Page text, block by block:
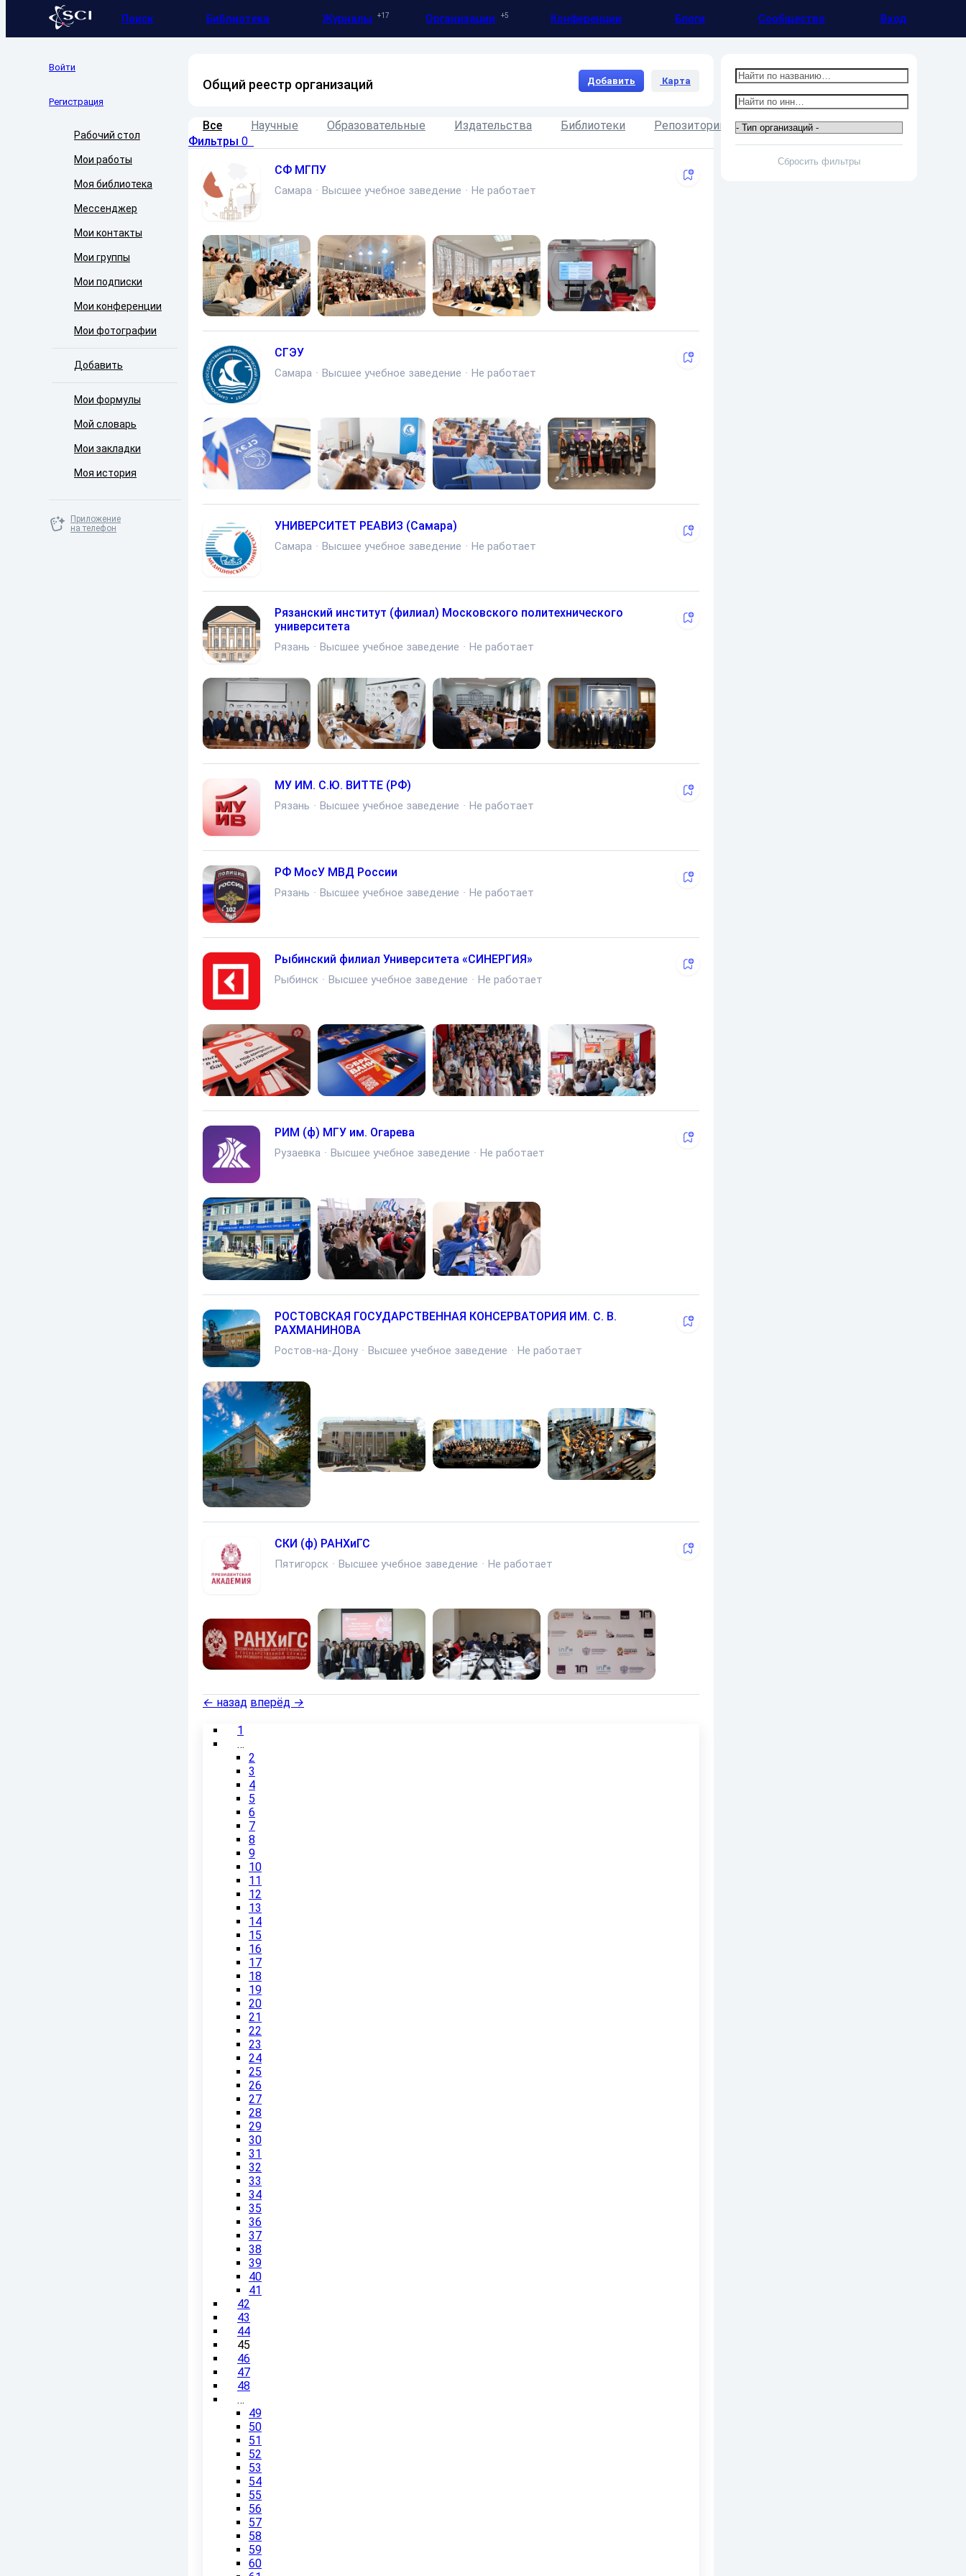
Поиск Библиотека Журналы 17 Организации 5 Конференции Блоги Сообщество Вход
Войти
Регистрация
Рабочий стол
Мои работы
Моя библиотека
Мессенджер
Мои контакты
Мои группы
Мои подписки
Мои конференции
Мои фотографии
Добавить
Мои формулы
Мой словарь
Мои закладки
Моя история
Приложение
на телефон
Общий реестр организаций Добавить Карта
Все Научные Образовательные Издательства Библиотеки
Репозитории
Фильтры 0
СФ МГПУ
Самара · Высшее учебное заведение · Не работает
СГЭУ
Самара · Высшее учебное заведение · Не работает
УНИВЕРСИТЕТ РЕАВИЗ (Самара)
Самара · Высшее учебное заведение · Не работает
Рязанский институт (филиал) Московского политехнического
университета
Рязань · Высшее учебное заведение · Не работает
МУ ИМ. С.Ю. ВИТТЕ (РФ)
Рязань · Высшее учебное заведение · Не работает
РФ МосУ МВД России
Рязань · Высшее учебное заведение · Не работает
Рыбинский филиал Университета «СИНЕРГИЯ»
Рыбинск · Высшее учебное заведение · Не работает
РИМ (ф) МГУ им. Огарева
Рузаевка · Высшее учебное заведение · Не работает
РОСТОВСКАЯ ГОСУДАРСТВЕННАЯ КОНСЕРВАТОРИЯ ИМ. С. В.
РАХМАНИНОВА
Ростов-на-Дону · Высшее учебное заведение · Не работает
СКИ (ф) РАНХиГС
Пятигорск · Высшее учебное заведение · Не работает
← назад вперёд →
1
…
2
3
4
5
6
7
8
9
10
11
12
13
14
15
16
17
18
19
20
21
22
23
24
25
26
27
28
29
30
31
32
33
34
35
36
37
38
39
40
41
42
43
44
45
46
47
48
…
49
50
51
52
53
54
55
56
57
58
59
60